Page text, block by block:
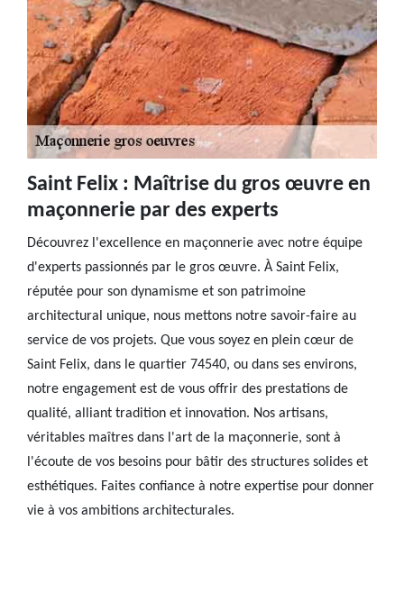
Saint Felix : Maîtrise du gros œuvre en
maçonnerie par des experts
Découvrez l'excellence en maçonnerie avec notre équipe
d'experts passionnés par le gros œuvre. À Saint Felix,
réputée pour son dynamisme et son patrimoine
architectural unique, nous mettons notre savoir-faire au
service de vos projets. Que vous soyez en plein cœur de
Saint Felix, dans le quartier 74540, ou dans ses environs,
notre engagement est de vous offrir des prestations de
qualité, alliant tradition et innovation. Nos artisans,
véritables maîtres dans l'art de la maçonnerie, sont à
l'écoute de vos besoins pour bâtir des structures solides et
esthétiques. Faites confiance à notre expertise pour donner
vie à vos ambitions architecturales.